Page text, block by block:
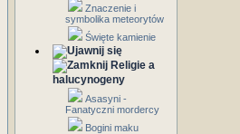
Znaczenie i
symbolika meteorytów
Święte kamienie
Religie a
halucynogeny
Asasyni -
Fanatyczni mordercy
Bogini maku